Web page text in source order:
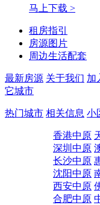
马上下载 >
租房指引
房源图片
周边生活配套
最新房源 关于我们 加
它城市
热门城市 相关信息 小
香港中原
深圳中原
长沙中原
沈阳中原
西安中原
合肥中原